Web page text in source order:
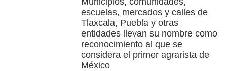
escuelas, mercados y calles de
Tlaxcala, Puebla y otras
entidades llevan su nombre como
reconocimiento al que se
considera el primer agrarista de
México